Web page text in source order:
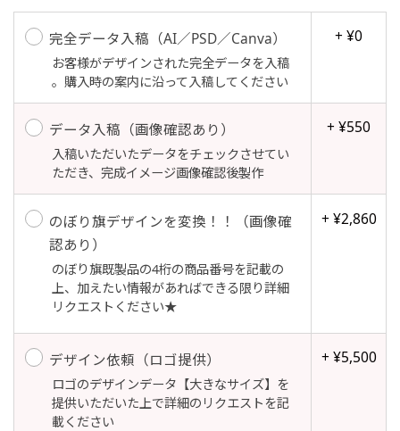
完全データ入稿（AI／PSD／Canva）
お客様がデザインされた完全データを入稿
。購入時の案内に沿って入稿してください
+ ¥0
データ入稿（画像確認あり）
入稿いただいたデータをチェックさせてい
ただき、完成イメージ画像確認後製作
+ ¥550
のぼり旗デザインを変換！！（画像確
認あり）
のぼり旗既製品の4桁の商品番号を記載の
上、加えたい情報があればできる限り詳細
リクエストください★
+ ¥2,860
デザイン依頼（ロゴ提供）
ロゴのデザインデータ【大きなサイズ】を
提供いただいた上で詳細のリクエストを記
載ください
+ ¥5,500
吊り下げ旗(30x42)
掛け軸のように吊り下げ式にします。上部に棒袋
作成しパイプを入れてその間に紐を通します。壁
際の装飾などにとてもお役立ち！
布A1ポスター(60x84)
のぼりだけでなく、ポスターも作れます。
吊り下げ旗(42x30)
掛け軸のように吊り下げ式にします。上部に棒袋
作成しパイプを入れてその間に紐を通します。壁
際の装飾などにとてもお役立ち！
布A1ポスター(84x60)
のぼりだけでなく、ポスターも作れます。
お急ぎ［ +330円 ］
によって対応できない場合、ギリギリでも対応
できる場合もあります。防炎加工、トロピカル
生地は対応不可です。